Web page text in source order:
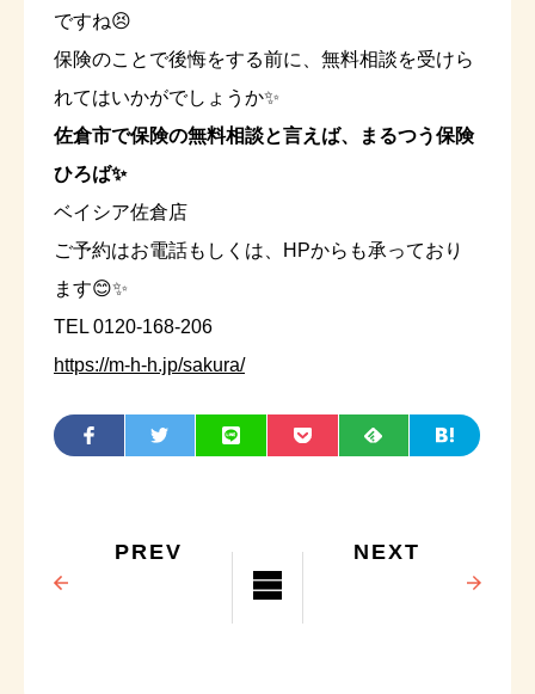
ですね😣
保険のことで後悔をする前に、無料相談を受けら
れてはいかがでしょうか✨
佐倉市で保険の無料相談と言えば、まるつう保険
ひろば✨
ベイシア佐倉店
ご予約はお電話もしくは、HPからも承っており
ます😊✨
TEL 0120-168-206
https://m-h-h.jp/sakura/
PREV NEXT